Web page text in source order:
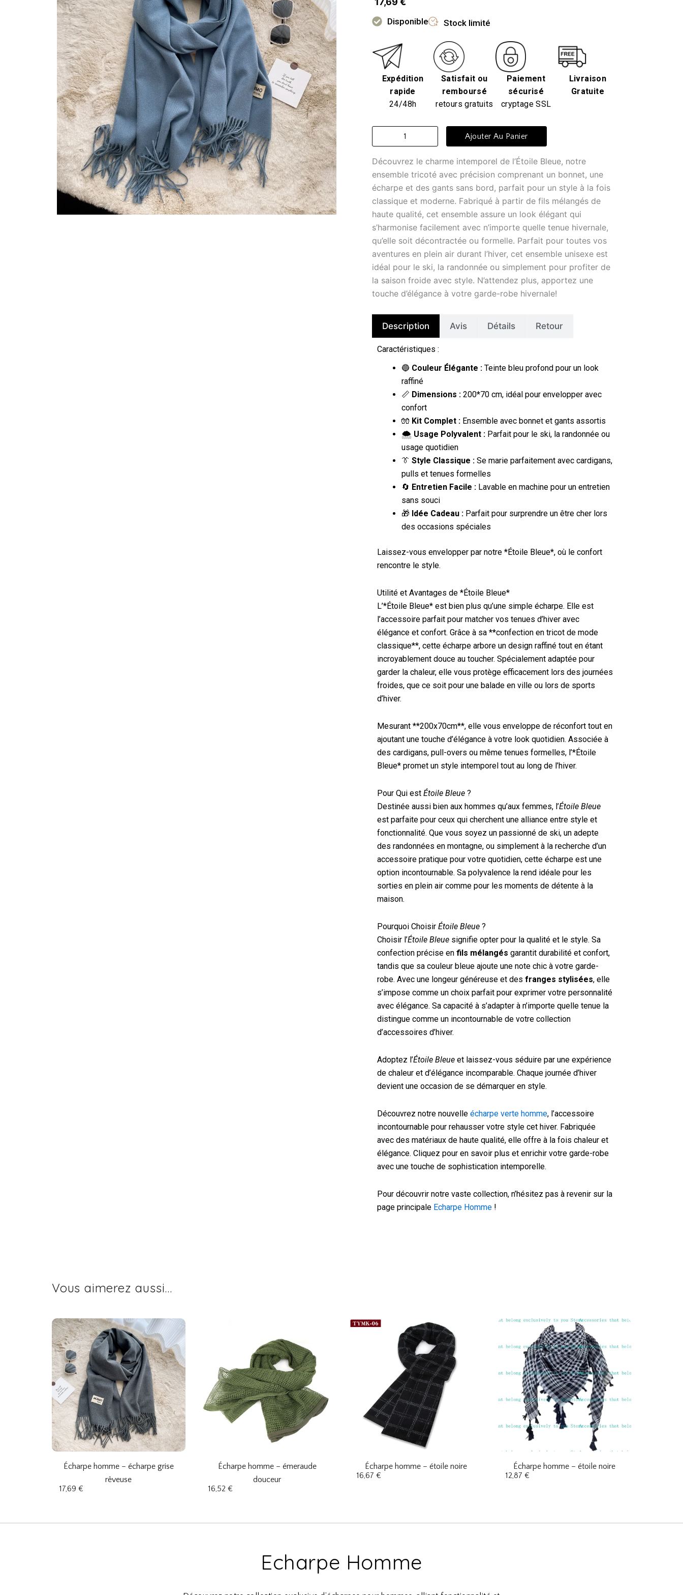
Disponible Stock limité
Expédition
rapide
24/48h
Satisfait ou
remboursé
retours gratuits
Paiement
sécurisé
cryptage SSL
Livraison
Gratuite
quantité
homme
-
bleue
Ajouter Au Panier
Découvrez le charme intemporel de l’Étoile Bleue, notre
ensemble tricoté avec précision comprenant un bonnet, une
écharpe et des gants sans bord, parfait pour un style à la fois
classique et moderne. Fabriqué à partir de fils mélangés de
haute qualité, cet ensemble assure un look élégant qui
s’harmonise facilement avec n’importe quelle tenue hivernale,
qu’elle soit décontractée ou formelle. Parfait pour toutes vos
aventures en plein air durant l’hiver, cet ensemble unisexe est
idéal pour le ski, la randonnée ou simplement pour profiter de
la saison froide avec style. N’attendez plus, apportez une
touche d’élégance à votre garde-robe hivernale!
Description Avis Détails Retour
Caractéristiques :
🔵 Couleur Élégante : Teinte bleu profond pour un look
raffiné
📏 Dimensions : 200*70 cm, idéal pour envelopper avec
confort
🧤 Kit Complet : Ensemble avec bonnet et gants assortis
🌨️ Usage Polyvalent : Parfait pour le ski, la randonnée ou
usage quotidien
👔 Style Classique : Se marie parfaitement avec cardigans,
pulls et tenues formelles
🔄 Entretien Facile : Lavable en machine pour un entretien
sans souci
🎁 Idée Cadeau : Parfait pour surprendre un être cher lors
des occasions spéciales
Laissez-vous envelopper par notre *Étoile Bleue*, où le confort
rencontre le style.
Utilité et Avantages de *Étoile Bleue*
L’*Étoile Bleue* est bien plus qu’une simple écharpe. Elle est
l’accessoire parfait pour matcher vos tenues d’hiver avec
élégance et confort. Grâce à sa **confection en tricot de mode
classique**, cette écharpe arbore un design raffiné tout en étant
incroyablement douce au toucher. Spécialement adaptée pour
garder la chaleur, elle vous protège efficacement lors des journées
froides, que ce soit pour une balade en ville ou lors de sports
d’hiver.
Mesurant **200x70cm**, elle vous enveloppe de réconfort tout en
ajoutant une touche d’élégance à votre look quotidien. Associée à
des cardigans, pull-overs ou même tenues formelles, l’*Étoile
Bleue* promet un style intemporel tout au long de l’hiver.
Pour Qui est Étoile Bleue ?
Destinée aussi bien aux hommes qu’aux femmes, l’Étoile Bleue
est parfaite pour ceux qui cherchent une alliance entre style et
fonctionnalité. Que vous soyez un passionné de ski, un adepte
des randonnées en montagne, ou simplement à la recherche d’un
accessoire pratique pour votre quotidien, cette écharpe est une
option incontournable. Sa polyvalence la rend idéale pour les
sorties en plein air comme pour les moments de détente à la
maison.
Pourquoi Choisir Étoile Bleue ?
Choisir l’Étoile Bleue signifie opter pour la qualité et le style. Sa
confection précise en fils mélangés garantit durabilité et confort,
tandis que sa couleur bleue ajoute une note chic à votre garde-
robe. Avec une longeur généreuse et des franges stylisées, elle
s’impose comme un choix parfait pour exprimer votre personnalité
avec élégance. Sa capacité à s’adapter à n’importe quelle tenue la
distingue comme un incontournable de votre collection
d’accessoires d’hiver.
Adoptez l’Étoile Bleue et laissez-vous séduire par une expérience
de chaleur et d’élégance incomparable. Chaque journée d’hiver
devient une occasion de se démarquer en style.
Découvrez notre nouvelle écharpe verte homme, l’accessoire
incontournable pour rehausser votre style cet hiver. Fabriquée
avec des matériaux de haute qualité, elle offre à la fois chaleur et
élégance. Cliquez pour en savoir plus et enrichir votre garde-robe
avec une touche de sophistication intemporelle.
Pour découvrir notre vaste collection, n’hésitez pas à revenir sur la
page principale Echarpe Homme !
Vous aimerez aussi...
Écharpe homme – écharpe grise
rêveuse
17,69 €
Écharpe homme – émeraude
douceur
16,52 €
Écharpe homme – étoile noire
16,67 €
Écharpe homme – étoile noire
12,87 €
Echarpe Homme